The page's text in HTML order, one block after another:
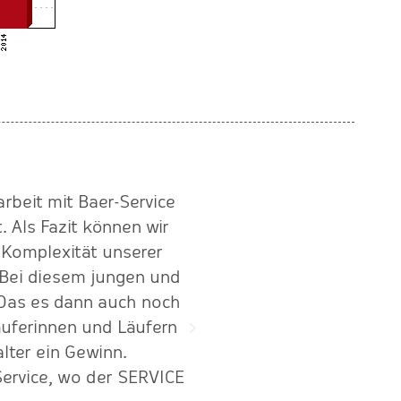
mit Baer-Service
Als Fazit können wir
unserer
diesem jungen und
es dann auch noch
und Läufern
ein Gewinn.
wo der SERVICE